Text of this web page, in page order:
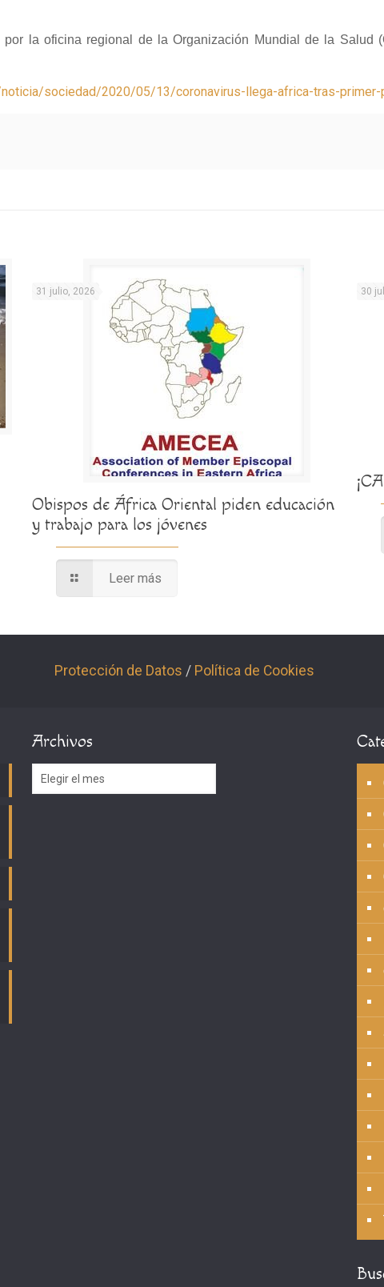
la oficina regional de la Organización Mundial de la Salud
sociedad/2020/05/13/coronavirus-llega-africa-tras-
31 julio, 2026
Obispos de África Oriental piden educación
y trabajo para los jóvenes
Leer más
30
Protección de Datos / Política de Cookies
Archivos
Archivos